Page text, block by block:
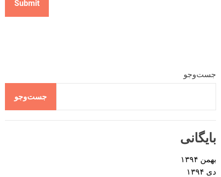
جست‌وجو
جست‌وجو
بایگانی
بهمن ۱۳۹۴
دی ۱۳۹۴